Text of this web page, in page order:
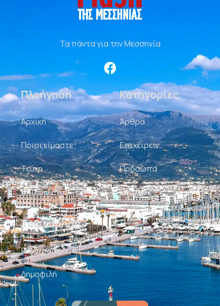
Τα πάντα για την Μεσσηνία
Πλοήγηση
Αρχική
Ποιοι είμαστε
Τεύχη
Επικοινωνία
Κατηγορίες
Άρθρα
Επιχειρείν
Πρόσωπα
Σκίτσα
Ταξινόμηση
Πιο πρόσφατα
Δημοφιλή